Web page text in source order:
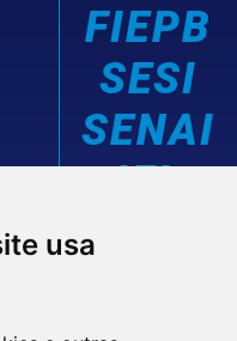
usa
FIEPB
SESI
SENAI
IEL